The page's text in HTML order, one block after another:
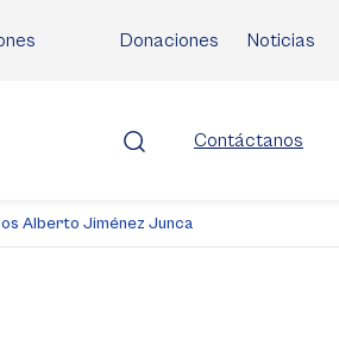
Donaciones Noticias
Contáctanos
Alberto Jiménez Junca